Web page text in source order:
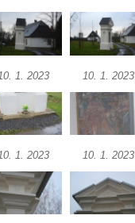
– II. kaple – Poslední
– I. kaple – Loučení
Marií
v Římově
Třeboníně
v Horním Třeboníně
Třebonínem a Horním
10. 1. 2023 10. 1. 2023
1. 2023 10. 1. 2023